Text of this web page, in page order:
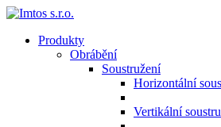
Produkty
Obrábění
Soustružení
Horizontální
Vertikální